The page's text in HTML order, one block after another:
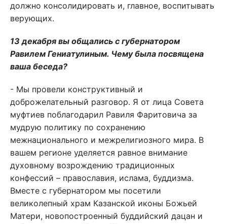
должно консолидировать и, главное, воспитывать
верующих.
13 декабря вы общались с губернатором
Равилем Гениатулиным. Чему была посвящена
ваша беседа?
- Мы провели конструктивный и
доброжелательный разговор. Я от лица Совета
муфтиев поблагодарил Равиля Фаритовича за
мудрую политику по сохранению
межнационального и межрелигиозного мира. В
вашем регионе уделяется равное внимание
духовному возрождению традиционных
конфессий – православия, ислама, буддизма.
Вместе с губернатором мы посетили
великолепный храм Казанской иконы Божьей
Матери, новопостроенный буддийский дацан и